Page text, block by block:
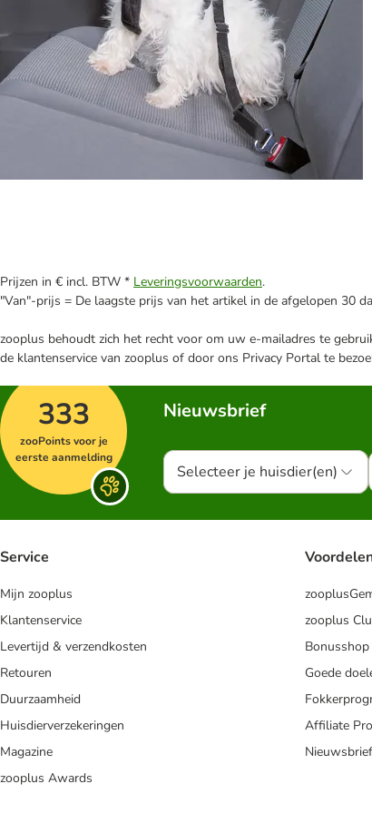
Prijzen in € incl. BTW * Leveringsvoorwaarden.
"Van"-prijs = De laagste prijs van het artikel in de afgelopen 30
zooplus behoudt zich het recht voor om uw e-mailadres te
de klantenservice van zooplus of door ons Privacy Portal te
333
zooPoints voor je
eerste aanmelding
Nieuwsbrief
Selecteer je huisdier(en)
Service
Mijn zooplus
Klantenservice
Levertijd & verzendkosten
Retouren
Duurzaamheid
Huisdierverzekeringen
Magazine
zooplus Awards
zooplus
Bonusshop
Goede
Affiliate
Nieuwsbrief